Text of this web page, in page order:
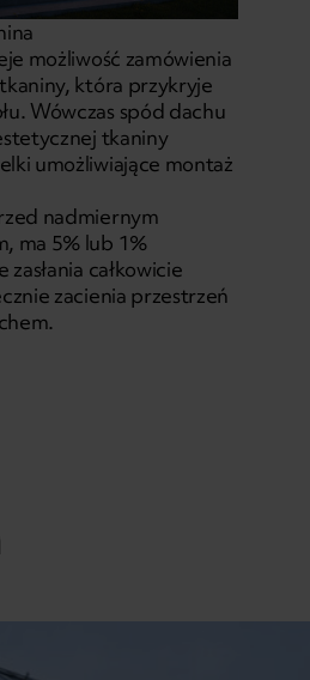
możliwość zamówienia
która przykryje
Wówczas spód dachu
tkaniny
umożliwiające montaż
nadmiernym
ma 5% lub 1%
całkowicie
zacienia przestrzeń